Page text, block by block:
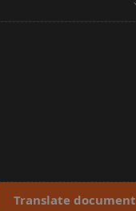
Translate document